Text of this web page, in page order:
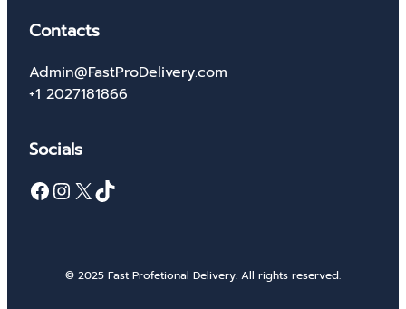
Contacts
Admin@FastProDelivery.com
+1 2027181866
Socials
Facebook InstagramX TikTok
© 2025 Fast Profetional Delivery. All rights reserved.